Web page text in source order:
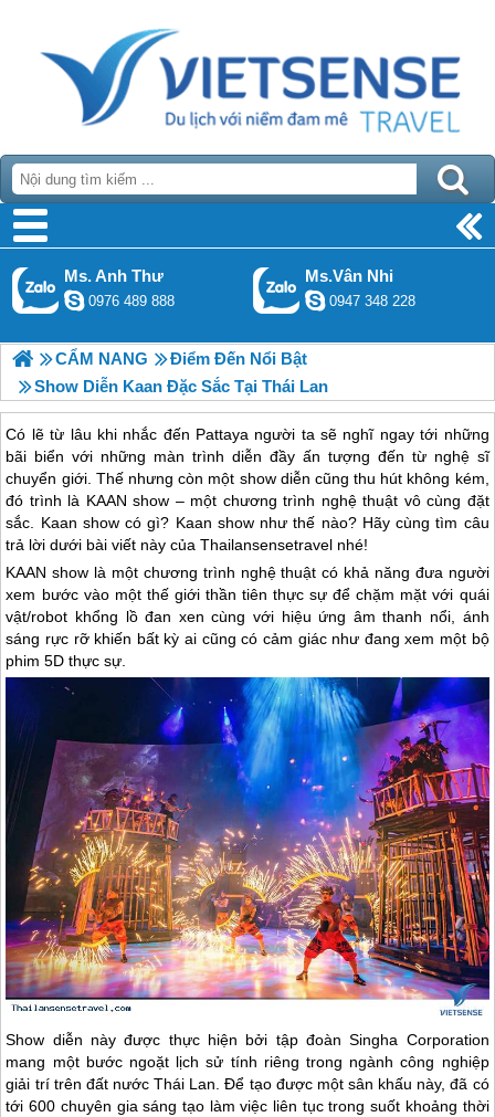
Ms. Anh Thư
0976 489 888
Ms.Vân Nhi
0947 348 228
CẨM NANG
Điểm Đến Nổi Bật
Show Diễn Kaan Đặc Sắc Tại Thái Lan
Có lẽ từ lâu khi nhắc đến Pattaya người ta sẽ nghĩ ngay tới những
bãi biển với những màn trình diễn đầy ấn tượng đến từ nghệ sĩ
chuyển giới. Thế nhưng còn một show diễn cũng thu hút không kém,
đó trình là KAAN show – một chương trình nghệ thuật vô cùng đặt
sắc. Kaan show có gì? Kaan show như thế nào? Hãy cùng tìm câu
trả lời dưới bài viết này của Thailansensetravel nhé!
KAAN show là một chương trình nghệ thuật có khả năng đưa người
xem bước vào một thế giới thần tiên thực sự để chặm mặt với quái
vật/robot khổng lồ đan xen cùng với hiệu ứng âm thanh nổi, ánh
sáng rực rỡ khiến bất kỳ ai cũng có cảm giác như đang xem một bộ
phim 5D thực sự.
Show diễn này được thực hiện bởi tập đoàn Singha Corporation
mang một bước ngoặt lịch sử tính riêng trong ngành công nghiệp
giải trí trên đất nướcThái Lan . Để tạo được một sân khấu này, đã có
tới 600 chuyên gia sáng tạo làm việc liên tục trong suốt khoảng thời